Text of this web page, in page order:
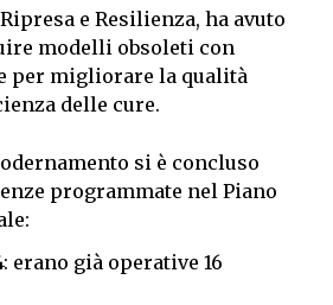
e Resilienza, ha avuto
modelli obsoleti con
per migliorare la qualità
delle cure.
si è concluso
programmate nel Piano
erano già operative 16